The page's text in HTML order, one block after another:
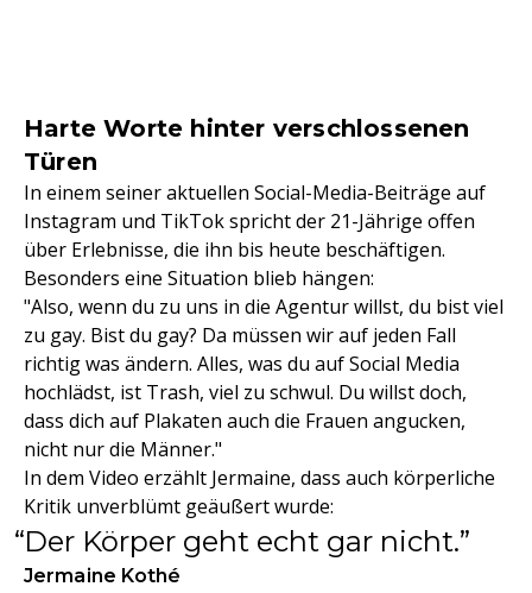
Harte Worte hinter verschlossenen
Türen
In einem seiner aktuellen Social-Media-Beiträge auf
Instagram und TikTok spricht der 21-Jährige offen
über Erlebnisse, die ihn bis heute beschäftigen.
Besonders eine Situation blieb hängen:
"Also, wenn du zu uns in die Agentur willst, du bist viel
zu gay. Bist du gay? Da müssen wir auf jeden Fall
richtig was ändern. Alles, was du auf Social Media
hochlädst, ist Trash, viel zu schwul. Du willst doch,
dass dich auf Plakaten auch die Frauen angucken,
nicht nur die Männer."
In dem Video erzählt Jermaine, dass auch körperliche
Kritik unverblümt geäußert wurde:
Der Körper geht echt gar nicht.
Jermaine Kothé